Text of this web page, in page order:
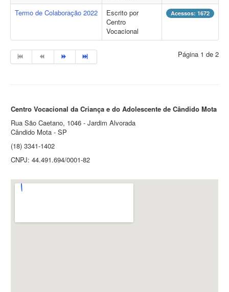
Termo de Colaboração 2022
Escrito por
Centro
Vocacional
Acessos: 1672
Página 1 de 2
Centro Vocacional da Criança e do Adolescente de Cândido Mota
Rua São Caetano, 1046 - Jardim Alvorada
Cândido Mota - SP
(18) 3341-1402
CNPJ: 44.491.694/0001-82